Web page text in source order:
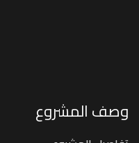
وصف المشروع